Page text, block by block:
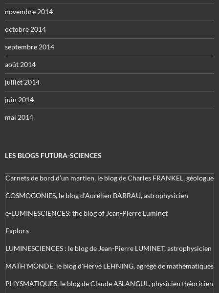
novembre 2014
octobre 2014
septembre 2014
août 2014
juillet 2014
juin 2014
mai 2014
LES BLOGS FUTURA-SCIENCES
Carnets de bord d’un martien, le blog de Charles FRANKEL, géologue
COSMOGONIES, le blog d'Aurélien BARRAU, astrophysicien
e-LUMINESCIENCES: the blog of Jean-Pierre Luminet
Explora
LUMINESCIENCES : le blog de Jean-Pierre LUMINET, astrophysicien
MATH'MONDE, le blog d'Hervé LEHNING, agrégé de mathématiques
PHYSMATIQUES, le blog de Claude ASLANGUL, physicien théoricien